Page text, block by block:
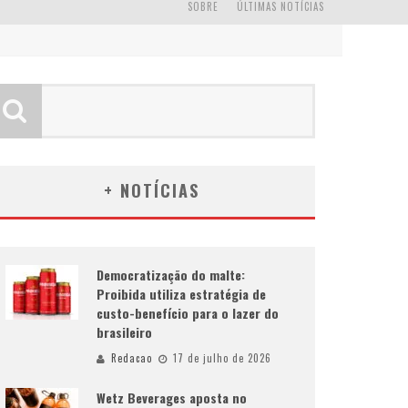
ÚLTIMAS NOTÍCIAS
SOBRE
+ NOTÍCIAS
Democratização do malte:
Proibida utiliza estratégia de
custo-benefício para o lazer do
brasileiro
Redacao 17 de julho de 2026
Wetz Beverages aposta no